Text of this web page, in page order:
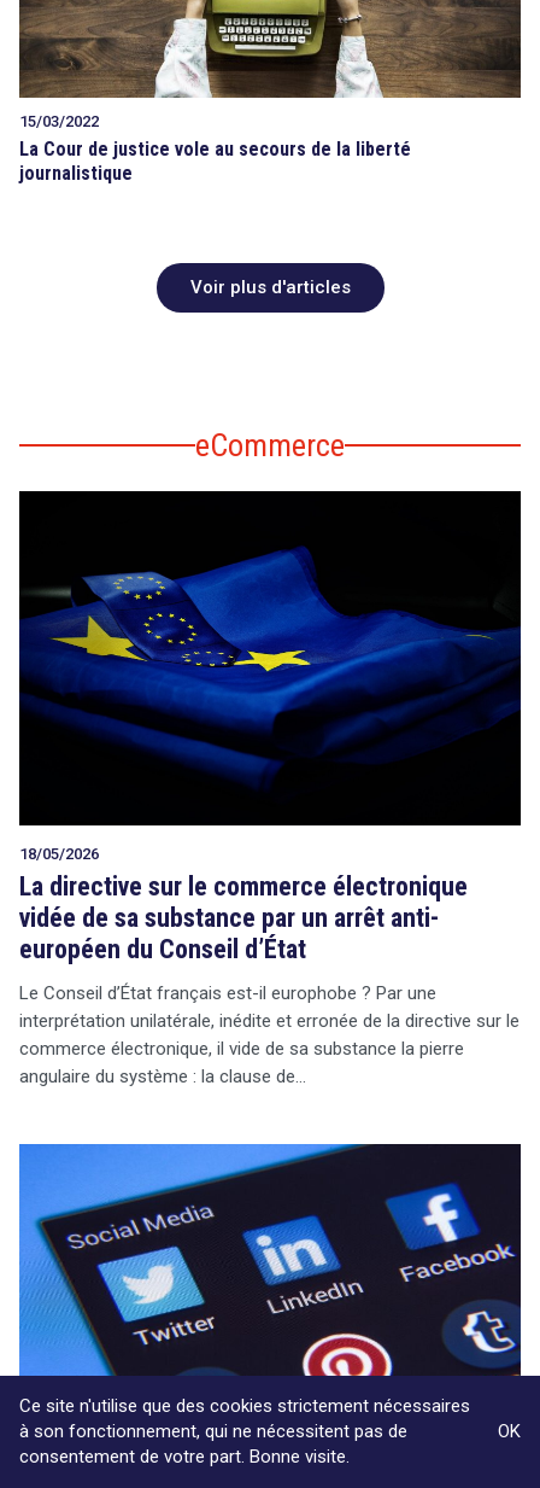
15/03/2022
La Cour de justice vole au secours de la liberté
journalistique
Voir plus d'articles
eCommerce
18/05/2026
La directive sur le commerce électronique
vidée de sa substance par un arrêt anti-
européen du Conseil d’État
Le Conseil d’État français est-il europhobe ? Par une
interprétation unilatérale, inédite et erronée de la directive sur le
commerce électronique, il vide de sa substance la pierre
angulaire du système : la clause de…
Ce site n'utilise que des cookies strictement nécessaires
à son fonctionnement, qui ne nécessitent pas de
consentement de votre part. Bonne visite.
OK